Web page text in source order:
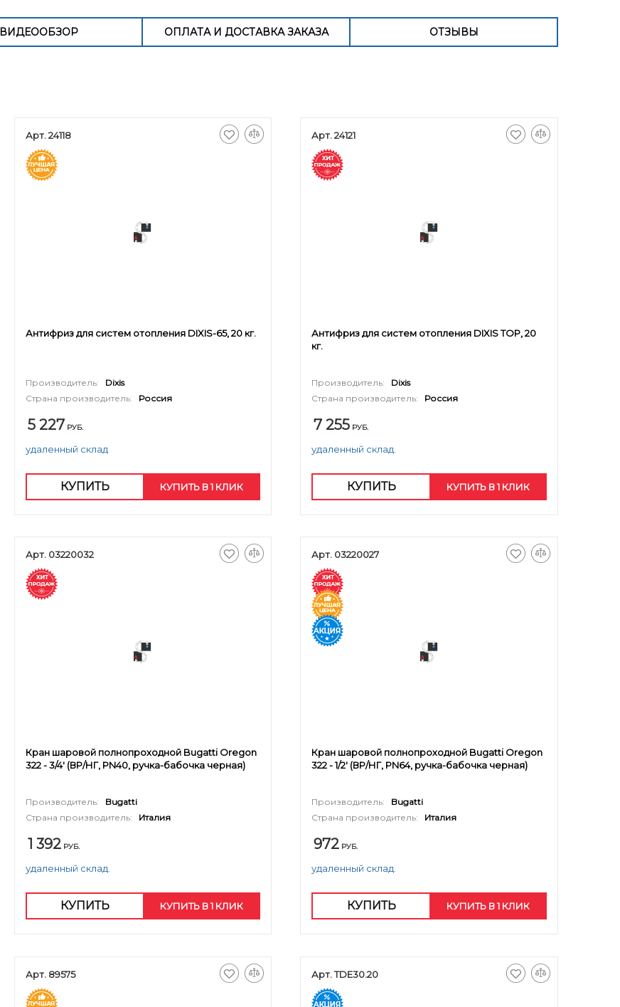
ВИДЕООБЗОР ОПЛАТА И ДОСТАВКА ЗАКАЗА ОТЗЫВЫ
Арт. 24118
Антифриз для систем отопления DIXIS-65, 20 кг.
Производитель:
Dixis
Страна производитель:
Россия
5 227 РУБ.
удаленный склад
КУПИТЬ КУПИТЬ В 1 КЛИК
Арт. 24121
Антифриз для систем отопления DIXIS TOP, 20
кг.
Производитель:
Dixis
Страна производитель:
Россия
7 255 РУБ.
удаленный склад.
КУПИТЬ КУПИТЬ В 1 КЛИК
Арт. 03220032
Кран шаровой полнопроходной Bugatti Oregon
322 - 3/4' (ВР/НГ, PN40, ручка-бабочка черная)
Производитель:
Bugatti
Страна производитель:
Италия
1 392 РУБ.
удаленный склад.
КУПИТЬ КУПИТЬ В 1 КЛИК
Арт. 03220027
Кран шаровой полнопроходной Bugatti Oregon
322 - 1/2' (ВР/НГ, PN64, ручка-бабочка черная)
Производитель:
Bugatti
Страна производитель:
Италия
972 РУБ.
удаленный склад.
КУПИТЬ КУПИТЬ В 1 КЛИК
Арт. 89575 Арт. TDE30.20